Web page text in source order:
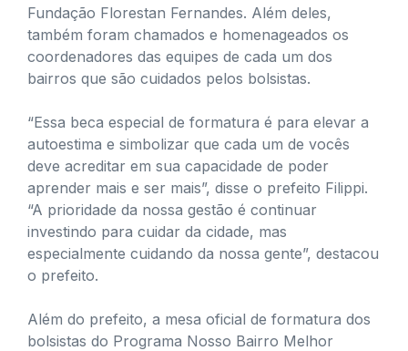
Fundação Florestan Fernandes. Além deles,
também foram chamados e homenageados os
coordenadores das equipes de cada um dos
bairros que são cuidados pelos bolsistas.
“Essa beca especial de formatura é para elevar a
autoestima e simbolizar que cada um de vocês
deve acreditar em sua capacidade de poder
aprender mais e ser mais”, disse o prefeito Filippi.
“A prioridade da nossa gestão é continuar
investindo para cuidar da cidade, mas
especialmente cuidando da nossa gente”, destacou
o prefeito.
Além do prefeito, a mesa oficial de formatura dos
bolsistas do Programa Nosso Bairro Melhor